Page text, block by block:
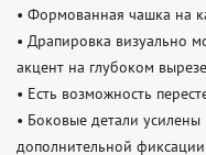
• Формованная чашка на
• Драпировка визуально
акцент на глубоком
• Есть возможность
• Боковые детали
дополнительной